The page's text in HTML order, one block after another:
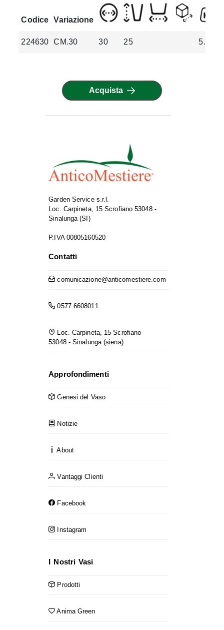
Codice Variazione
224630 CM.30 30 25 5.2
Acquista
Garden Service s.r.l.
Loc. Carpineta, 15 Scrofiano 53048 -
Sinalunga (SI)
P.IVA 00805160520
Contatti
comunicazione@anticomestiere.com
0577 6608011
Loc. Carpineta, 15 Scrofiano
53048 - Sinalunga (siena)
Approfondimenti
Genesi del Vaso
Notizie
About
Vantaggi Clienti
Facebook
Instagram
I Nostri Vasi
Prodotti
Anima Green